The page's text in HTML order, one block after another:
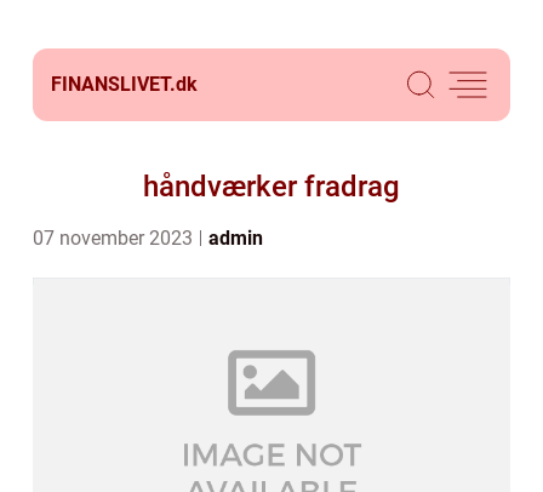
FINANSLIVET.dk
håndværker fradrag
07 november 2023 admin